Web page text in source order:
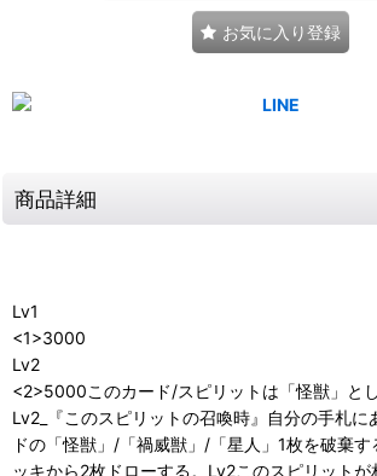
お気に入り登録
商品詳細
Lv1
<1>3000
Lv2
<2>5000このカード/スピリットは「怪獣」と
Lv2_『このスピリットの召喚時』自分の手札に
ドの「怪獣」/「禍威獣」/「星人」1枚を破棄
ッキから2枚ドローする。Lv2このスピリット